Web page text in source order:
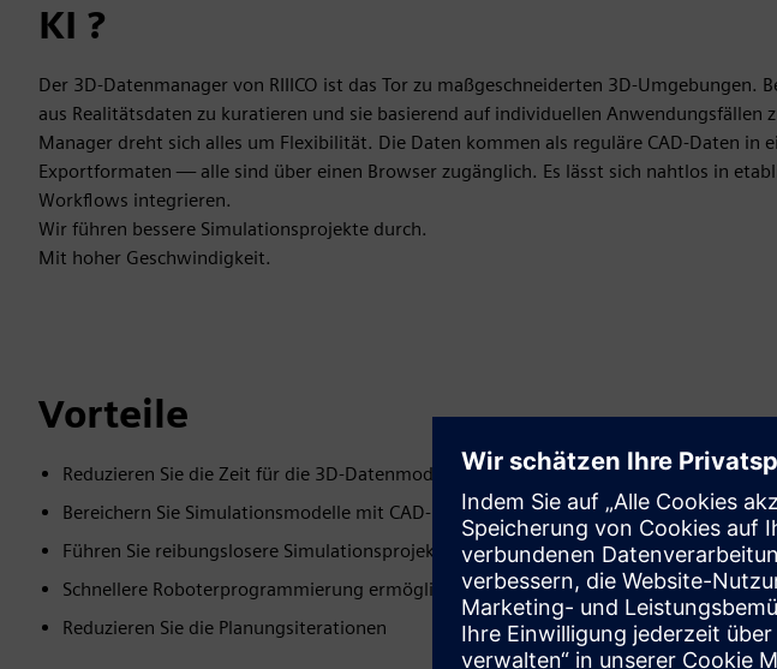
KI ?
Der 3D-Datenmanager von RIIICO ist das Tor zu maßgeschneiderten 3D-Umgebungen.
aus Realitätsdaten zu kuratieren und sie basierend auf individuellen Anwendungsfällen
Manager dreht sich alles um Flexibilität. Die Daten kommen als reguläre CAD-Daten in
Exportformaten — alle sind über einen Browser zugänglich. Es lässt sich nahtlos in
Workflows integrieren.
Wir führen bessere Simulationsprojekte durch.
Mit hoher Geschwindigkeit.
Vorteile
Reduzieren Sie die Zeit für die 3D-Datenmodellierung um bis zu 80%
Bereichern Sie Simulationsmodelle mit CAD-kompatiblen Realitätsdaten
Führen Sie reibungslosere Simulationsprojekte durch
Schnellere Roboterprogrammierung ermöglichen
Reduzieren Sie die Planungsiterationen